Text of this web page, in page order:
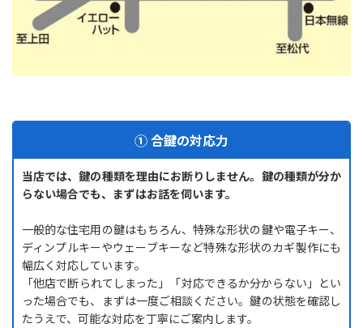
① 合鍵の対応力
当店では、鍵の種類を理由にお断りしません。鍵の種類が分か
らない場合でも、まずはお話を伺います。
一般的な住宅用の鍵はもちろん、特殊な形状の鍵や電子キー、
ディンプルキーやウェーブキーなど特殊な形状のカギ製作にも
幅広く対応しています。
「他店で断られてしまった」「対応できるか分からない」とい
った場合でも、まずは一度ご相談ください。鍵の状態を確認し
たうえで、可能な対応を丁寧にご案内します。